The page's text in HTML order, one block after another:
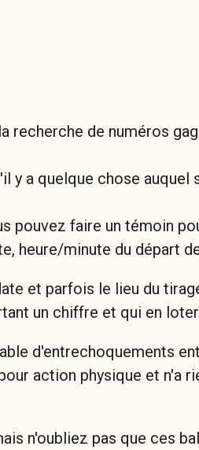
recherche de numéros
y a quelque chose
pouvez faire un témoin
heure/minute du départ
et parfois le lieu du
un chiffre et qui en
d'entrechoquements
action physique et n'a
n'oubliez pas que ces